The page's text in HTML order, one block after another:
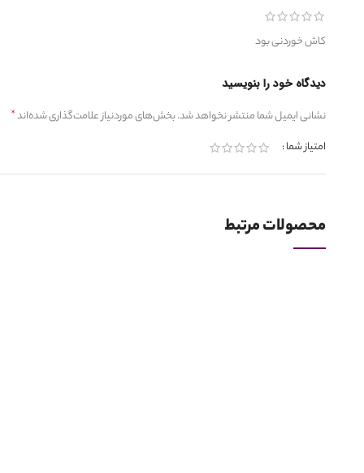
کاش خوردنی بود
دیدگاه خود را بنویسید
نشانی ایمیل شما منتشر نخواهد شد.بخش‌های موردنیاز علامت‌گذاری شده‌اند*
امتیاز شما
دیدگاه شما*
محصولات مرتبط